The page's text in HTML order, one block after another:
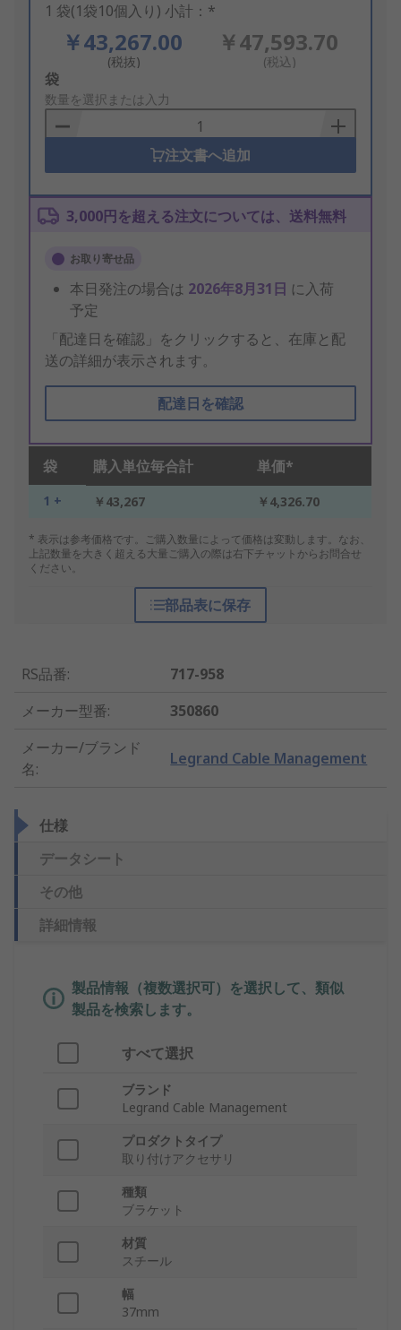
1 袋(1袋10個入り) 小計：*
￥43,267.00
(税抜)
￥47,593.70
(税込)
Add
to
Basket
袋
数量を選択または入力
注文書へ追加
3,000円を超える注文については、送料無料
お取り寄せ品
本日発注の場合は 2026年8月31日 に入荷
予定
「配達日を確認」をクリックすると、在庫と配
送の詳細が表示されます。
配達日を確認
袋 購入単位毎合計 単価*
1 + ￥43,267 ￥4,326.70
* 表示は参考価格です。ご購入数量によって価格は変動します。なお、
上記数量を大きく超える大量ご購入の際は右下チャットからお問合せ
ください。
部品表に保存
RS品番:
717-958
メーカー型番:
350860
メーカー/ブランド
名:
Legrand Cable Management
仕様
データシート
その他
詳細情報
製品情報（複数選択可）を選択して、類似
製品を検索します。
すべて選択
ブランド
Legrand Cable Management
プロダクトタイプ
取り付けアクセサリ
種類
ブラケット
材質
スチール
幅
37mm